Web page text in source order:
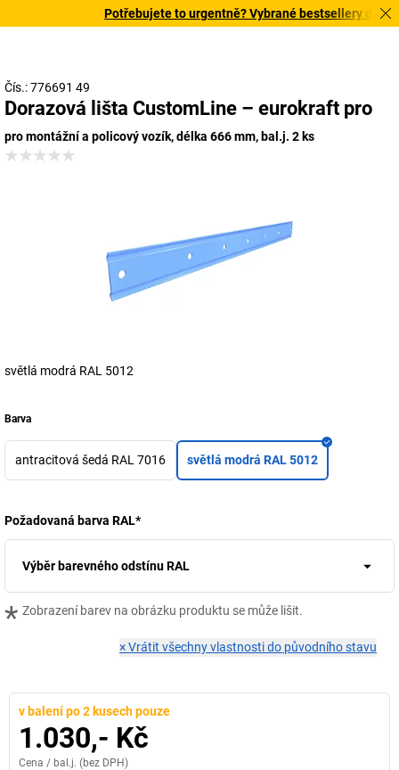
Potřebujete to urgentně? Vybrané bestsellery
Čís.: 776691 49
Dorazová lišta CustomLine – eurokraft pro
pro montážní a policový vozík, délka 666 mm, bal.j. 2 ks
světlá modrá RAL 5012
Barva
antracitová šedá RAL 7016 světlá modrá RAL 5012
Požadovaná barva RAL*
Výběr barevného odstínu RAL
* Zobrazení barev na obrázku produktu se může lišit.
×Vrátit všechny vlastnosti do původního stavu
v balení po 2 kusech pouze
1.030,- Kč
Cena / bal.j. (bez DPH)